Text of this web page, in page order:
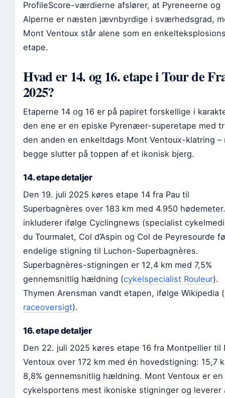
ProfileScore-værdierne afslører, at Pyreneerne og
Alperne er næsten jævnbyrdige i sværhedsgrad,
Mont Ventoux står alene som en
etape.
Hvad er 14. og 16. etape i Tour de
2025?
Etaperne 14 og 16 er på papiret forskellige i
den ene er en episke Pyrenæer-superetape med
den anden en enkeltdags Mont Ventoux-klatring –
begge slutter på toppen af et ikonisk bjerg.
14. etape detaljer
Den 19. juli 2025 køres etape 14 fra Pau til
Superbagnères over 183 km med 4.950
inkluderer ifølge Cyclingnews (specialist
du Tourmalet, Col d’Aspin og Col de Peyresourde
endelige stigning til Luchon-Superbagnères.
Superbagnères-stigningen er 12,4 km med 7,5%
gennemsnitlig hældning (cykelspecialist Rouleur).
Thymen Arensman vandt etapen, ifølge Wikipedia (
raceoversigt).
16. etape detaljer
Den 22. juli 2025 køres etape 16 fra Montpellier til
Ventoux over 172 km med én hovedstigning: 15,7
8,8% gennemsnitlig hældning. Mont Ventoux er en
cykelsportens mest ikoniske stigninger og leverer